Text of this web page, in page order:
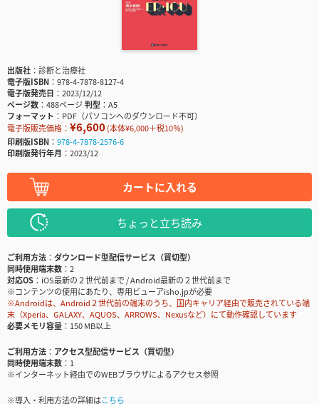
出版社
診断と治療社
電子版ISBN
978-4-7878-8127-4
電子版発売日
2023/12/12
ページ数
488ページ判型
A5
フォーマット
PDF（パソコンへのダウンロード不可）
電子版販売価格： ¥6,600(本体¥6,000＋税10％)
印刷版ISBN
978-4-7878-2576-6
印刷版発行年月
2023/12
カートに入れる
ちょっと立ち読み
ご利用方法
ダウンロード型配信サービス（買切型）
同時使用端末数
2
対応OS
iOS最新の２世代前まで / Android最新の２世代前まで
※コンテンツの使用にあたり、専用ビューアisho.jpが必要
※Androidは、Android２世代前の端末のうち、国内キャリア経由で販売されている端
末（Xperia、GALAXY、AQUOS、ARROWS、Nexusなど）にて動作確認しています
必要メモリ容量
150 MB以上
ご利用方法
アクセス型配信サービス（買切型）
同時使用端末数
1
※インターネット経由でのWEBブラウザによるアクセス参照
※導入・利用方法の詳細はこちら